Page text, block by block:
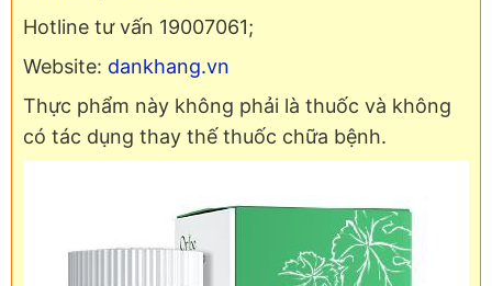
Hotline tư vấn 19007061;
Website: dankhang.vn
Thực phẩm này không phải là thuốc và không
có tác dụng thay thế thuốc chữa bệnh.